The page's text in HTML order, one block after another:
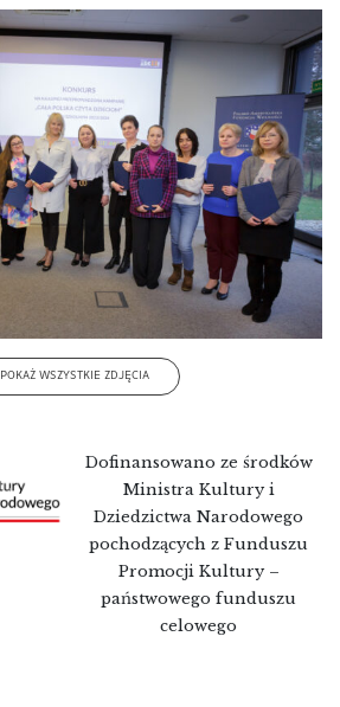
POKAŻ WSZYSTKIE ZDJĘCIA
Dofinansowano ze środków
Ministra Kultury i
Dziedzictwa Narodowego
pochodzących z Funduszu
Promocji Kultury –
państwowego funduszu
celowego